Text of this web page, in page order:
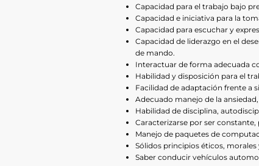
Capacidad para el trabajo bajo
Capacidad e iniciativa para la
Capacidad para escuchar y
Capacidad de liderazgo en el
de mando.
Interactuar de forma adecuada
Habilidad y disposición para el
Facilidad de adaptación frente a
Adecuado manejo de la
Habilidad de disciplina,
Caracterizarse por ser
Manejo de paquetes de
Sólidos principios éticos,
Saber conducir vehículos